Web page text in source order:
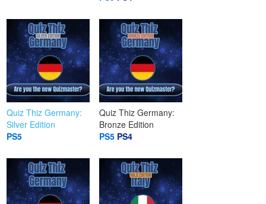
Quiz Thiz Germany:
Silver Edition
PS5
Quiz Thiz Germany:
Bronze Edition
PS5 PS4